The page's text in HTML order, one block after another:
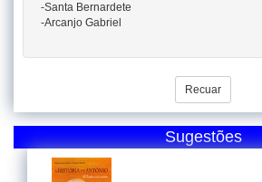
-Santa Bernardete
-Arcanjo Gabriel
Recuar
Sugestões